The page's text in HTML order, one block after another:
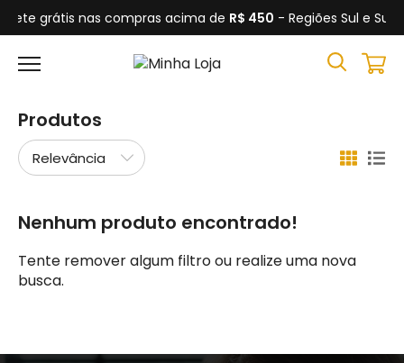
Frete grátis nas compras acima de R$ 450 - Regiões Sul e
Produtos
Nenhum produto encontrado!
Tente remover algum filtro ou realize uma nova
busca.